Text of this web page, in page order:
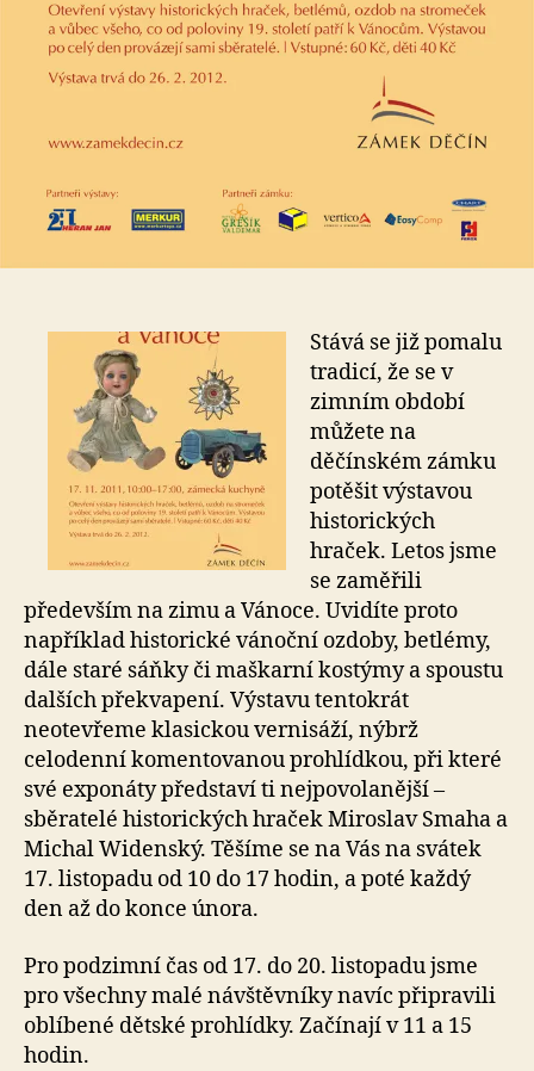
Stává se již pomalu
tradicí, že se v
zimním období
můžete na
děčínském zámku
potěšit výstavou
historických
hraček. Letos jsme
se zaměřili
především na zimu a Vánoce. Uvidíte proto
například historické vánoční ozdoby, betlémy,
dále staré sáňky či maškarní kostýmy a spoustu
dalších překvapení. Výstavu tentokrát
neotevřeme klasickou vernisáží, nýbrž
celodenní komentovanou prohlídkou, při které
své exponáty představí ti nejpovolanější –
sběratelé historických hraček Miroslav Smaha a
Michal Widenský. Těšíme se na Vás na svátek
17. listopadu od 10 do 17 hodin, a poté každý
den až do konce února.
Pro podzimní čas od 17. do 20. listopadu jsme
pro všechny malé návštěvníky navíc připravili
oblíbené dětské prohlídky. Začínají v 11 a 15
hodin.